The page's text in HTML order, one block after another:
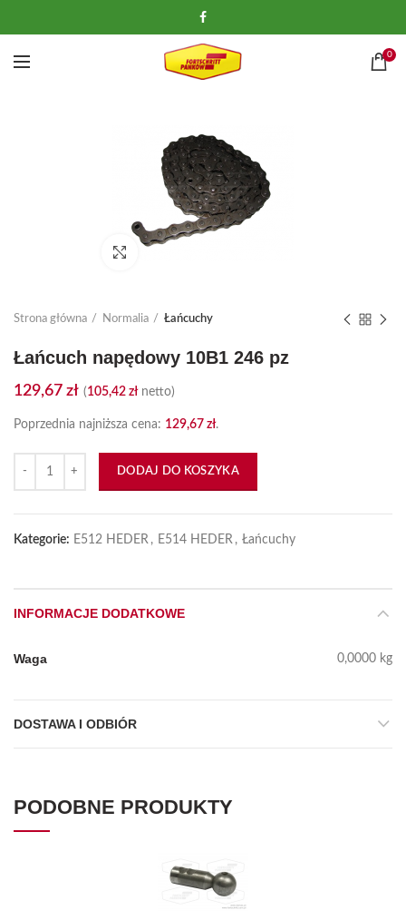
0
Strona główna Normalia Łańcuchy
Łańcuch napędowy 10B1 246 pz
129,67 zł (105,42 złnetto)
Poprzednia najniższa cena: 129,67 zł.
DODAJ DO KOSZYKA
Kategorie: E512 HEDER , E514 HEDER , Łańcuchy
INFORMACJE DODATKOWE
Waga 0,0000 kg
DOSTAWA I ODBIÓR
PODOBNE PRODUKTY